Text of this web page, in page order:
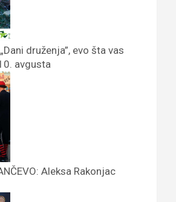
druženja”, evo šta vas
avgusta
Aleksa Rakonjac